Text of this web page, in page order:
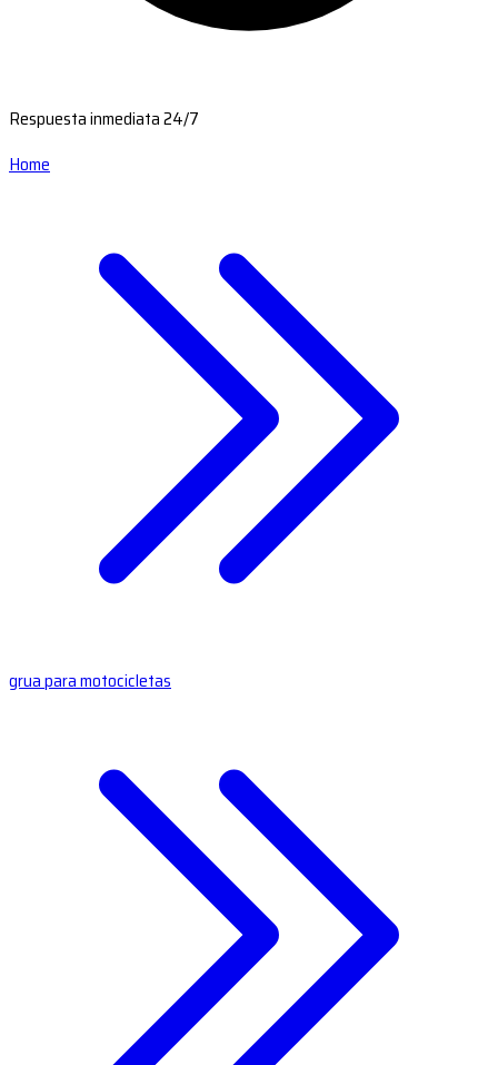
Respuesta inmediata 24/7
Home
grua para motocicletas